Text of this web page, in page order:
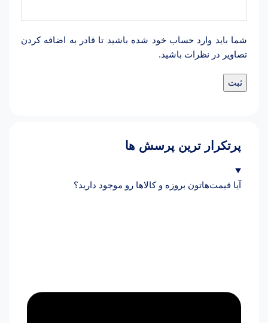
شما باید وارد حساب خود شده باشید تا قادر به اضافه کردن
تصاویر در نظرات باشید.
پرتکرار ترین پرسش ها
آیا قیمت‌هاتون بروزه و کالاها رو موجود دارید؟